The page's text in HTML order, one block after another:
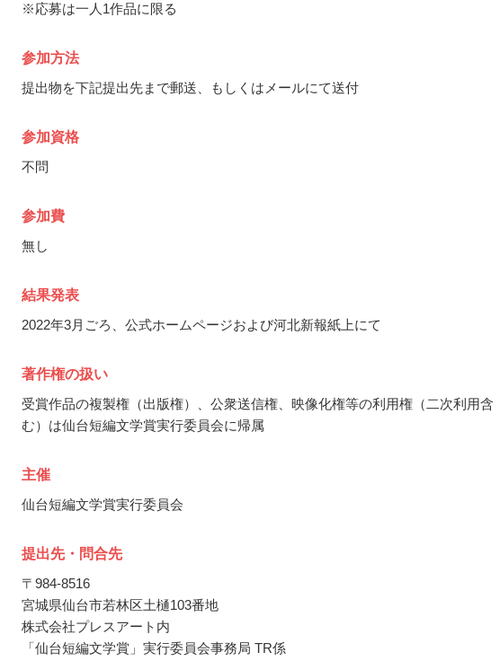
※応募は一人1作品に限る
参加方法
提出物を下記提出先まで郵送、もしくはメールにて送付
参加資格
不問
参加費
無し
結果発表
2022年3月ごろ、公式ホームページおよび河北新報紙上にて
著作権の扱い
受賞作品の複製権（出版権）、公衆送信権、映像化権等の利用権（二次利用含
む）は仙台短編文学賞実行委員会に帰属
主催
仙台短編文学賞実行委員会
提出先・問合先
〒984-8516
宮城県仙台市若林区土樋103番地
株式会社プレスアート内
「仙台短編文学賞」実行委員会事務局 TR係